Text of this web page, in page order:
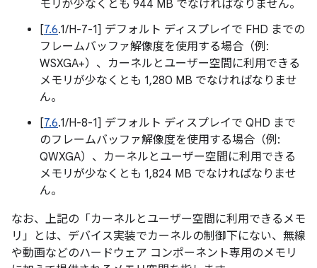
モリが少なくとも 944 MB でなければなりません。
[7.6.1/H-7-1] デフォルト ディスプレイで FHD までの
フレームバッファ解像度を使用する場合（例:
WSXGA+）、カーネルとユーザー空間に利用できる
メモリが少なくとも 1,280 MB でなければなりませ
ん。
[7.6.1/H-8-1] デフォルト ディスプレイで QHD まで
のフレームバッファ解像度を使用する場合（例:
QWXGA）、カーネルとユーザー空間に利用できる
メモリが少なくとも 1,824 MB でなければなりませ
ん。
なお、上記の「カーネルとユーザー空間に利用できるメモ
リ」とは、デバイス実装でカーネルの制御下にない、無線
や動画などのハードウェア コンポーネント専用のメモリ